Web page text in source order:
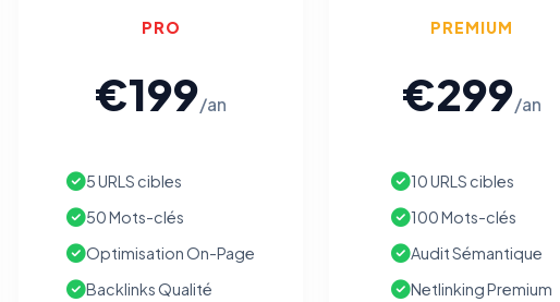
PRO
€199/an
5 URLS cibles
50 Mots-clés
Optimisation On-Page
Backlinks Qualité
PREMIUM
€299/an
10 URLS cibles
100 Mots-clés
Audit Sémantique
Netlinking Premium